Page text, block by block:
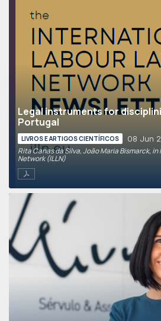
Legal instruments for
Portugal
LIVROS E ARTIGOS CIENTÍFICOS 08 Jun
Rita Canas da Silva, João Maria Bismarck,
Network (ILLN)